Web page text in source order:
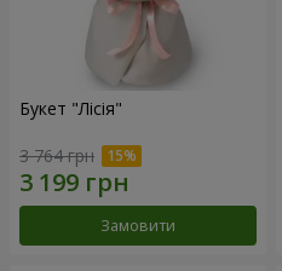
Букет "Лісія"
3 764 грн
Замовити